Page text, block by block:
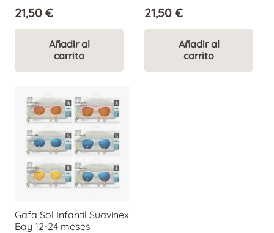
21,50 €
Añadir al
carrito
21,50 €
Añadir al
carrito
Gafa Sol Infantil Suavinex
Bay 12-24 meses